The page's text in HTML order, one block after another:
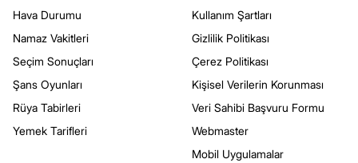
Hava Durumu
Namaz Vakitleri
Seçim Sonuçları
Şans Oyunları
Rüya Tabirleri
Yemek Tarifleri
Kullanım Şartları
Gizlilik Politikası
Çerez Politikası
Kişisel Verilerin Korunması
Veri Sahibi Başvuru Formu
Webmaster
Mobil Uygulamalar